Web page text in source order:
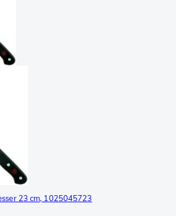
23 cm, 1025045723